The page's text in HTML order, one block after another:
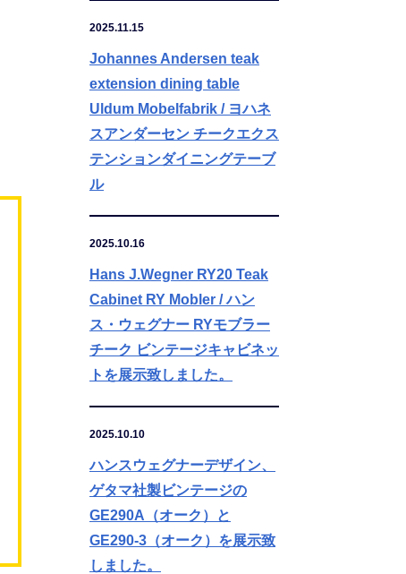
2025.11.15
Johannes Andersen teak
extension dining table
Uldum Mobelfabrik / ヨハネ
スアンダーセン チークエクス
テンションダイニングテーブ
ル
2025.10.16
Hans J.Wegner RY20 Teak
Cabinet RY Mobler / ハン
ス・ウェグナー RYモブラー
チーク ビンテージキャビネッ
トを展示致しました。
2025.10.10
ハンスウェグナーデザイン、
ゲタマ社製ビンテージの
GE290A（オーク）と
GE290-3（オーク）を展示致
しました。